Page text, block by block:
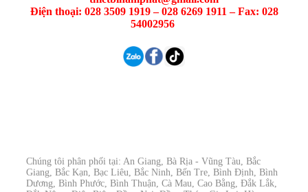
Điện thoại: 028 3509 1919 – 028 6269 1911 – Fax: 028
54002956
Chúng tôi phân phối tại: An Giang, Bà Rịa - Vũng Tàu, Bắc
Giang, Bắc Kạn, Bạc Liêu, Bắc Ninh, Bến Tre, Bình Định, Bình
Dương, Bình Phước, Bình Thuận, Cà Mau, Cao Bằng, Đắk Lắk,